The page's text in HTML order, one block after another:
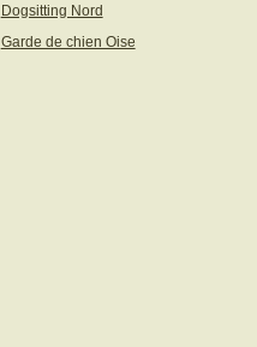
Dogsitting Nord
Garde de chien Oise